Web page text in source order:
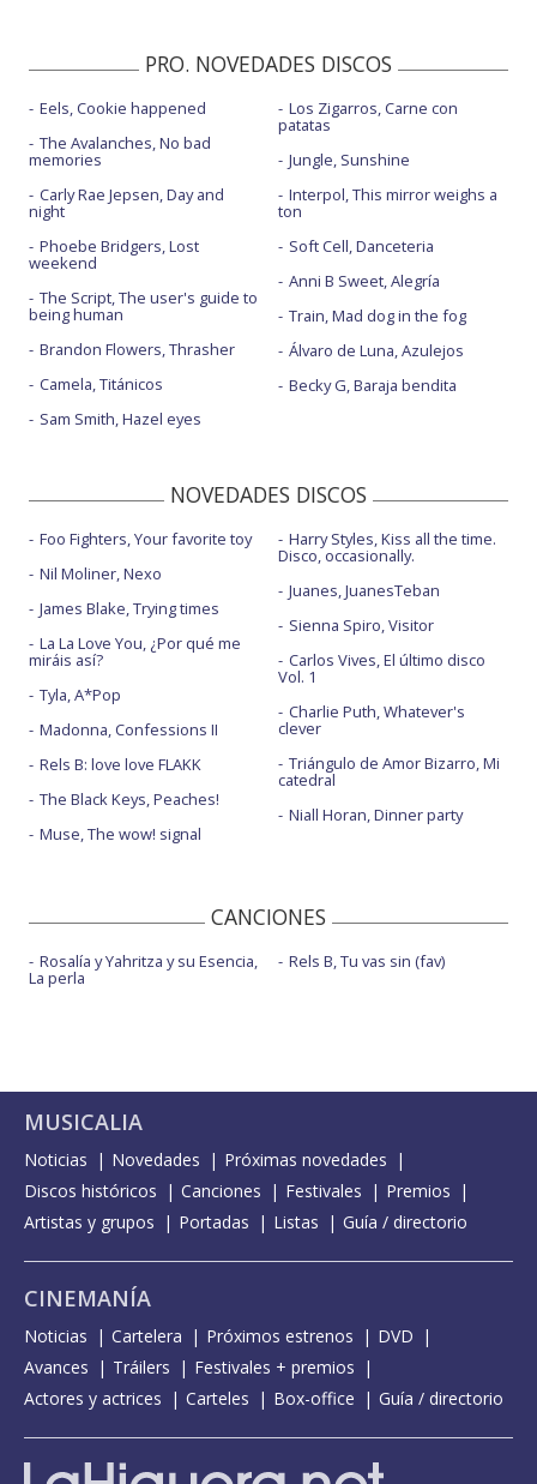
PRO. NOVEDADES DISCOS
Eels, Cookie happened
The Avalanches, No bad
memories
Carly Rae Jepsen, Day and
night
Phoebe Bridgers, Lost
weekend
The Script, The user's guide to
being human
Brandon Flowers, Thrasher
Camela, Titánicos
Sam Smith, Hazel eyes
Los Zigarros, Carne con
patatas
Jungle, Sunshine
Interpol, This mirror weighs a
ton
Soft Cell, Danceteria
Anni B Sweet, Alegría
Train, Mad dog in the fog
Álvaro de Luna, Azulejos
Becky G, Baraja bendita
NOVEDADES DISCOS
Foo Fighters, Your favorite toy
Nil Moliner, Nexo
James Blake, Trying times
La La Love You, ¿Por qué me
miráis así?
Tyla, A*Pop
Madonna, Confessions II
Rels B: love love FLAKK
The Black Keys, Peaches!
Muse, The wow! signal
Harry Styles, Kiss all the time.
Disco, occasionally.
Juanes, JuanesTeban
Sienna Spiro, Visitor
Carlos Vives, El último disco
Vol. 1
Charlie Puth, Whatever's
clever
Triángulo de Amor Bizarro, Mi
catedral
Niall Horan, Dinner party
CANCIONES
Rosalía y Yahritza y su Esencia,
La perla
Rels B, Tu vas sin (fav)
MUSICALIA
Noticias Novedades
Próximas novedades
Discos históricos
Canciones Festivales
Premios
Artistas y grupos
Portadas Listas Guía / directorio
CINEMANÍA
Noticias Cartelera Próximos estrenos
DVD
Avances
Tráilers
Festivales + premios
Actores y actrices
Carteles Box-office Guía / directorio